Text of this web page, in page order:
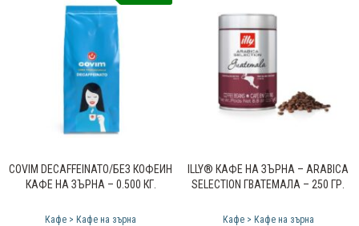
COVIM DECAFFEINATO/БЕЗ КОФЕИН
КАФЕ НА ЗЪРНА – 0.500 КГ.
Кафе > Кафе на зърна
ILLY® КАФЕ НА ЗЪРНА – ARABICA
SELECTION ГВАТЕМАЛА – 250 ГР.
Кафе > Кафе на зърна